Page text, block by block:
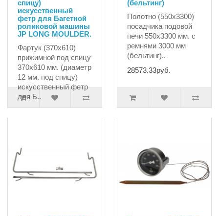
спицу)
искусственный
фетр для Багетной
роликовой машины
JP LONG MOULDER.
Фартук (370х610)
прижимной под спицу
370х610 мм. (диаметр
12 мм. под спицу)
искусственный фетр
для Б..
(бельтинг)
Полотно (550х3300)
посадчика подовой
печи 550х3300 мм. с
ремнями 3000 мм
(бельтинг)..
28573.33руб.